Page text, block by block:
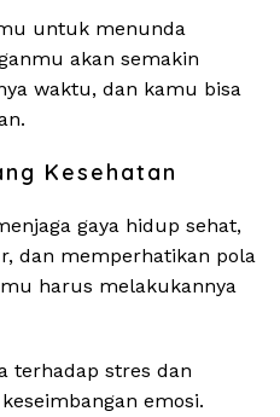
untuk menunda
akan semakin
waktu, dan kamu bisa
Kesehatan
gaya hidup sehat,
dan memperhatikan pola
harus melakukannya
terhadap stres dan
emosi.